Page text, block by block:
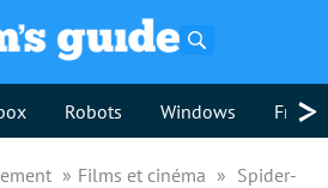
Robots Windows >
Films et cinéma
Spider-